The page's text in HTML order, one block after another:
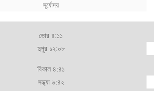
সূর্যোদয়
ভোর ৪:১১
দুপুর ১২:০৮
বিকাল ৪:৪১
সন্ধ্যা ৬:৪২